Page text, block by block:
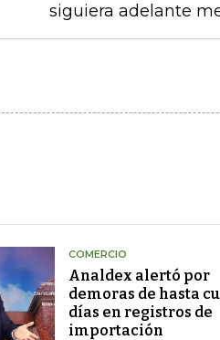
siguiera adelante
COMERCIO
Analdex alertó por
demoras de hasta
días en registros de
importación